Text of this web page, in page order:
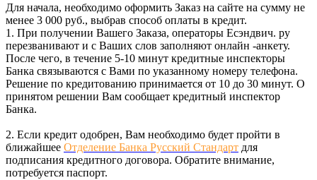
Для начала, необходимо оформить Заказ на сайте на сумму не
менее 3 000 руб., выбрав способ оплаты в кредит.
1. При получении Вашего Заказа, операторы Есэндвич. ру
перезванивают и с Ваших слов заполняют онлайн -анкету.
После чего, в течение 5-10 минут кредитные инспекторы
Банка связываются с Вами по указанному номеру телефона.
Решение по кредитованию принимается от 10 до 30 минут. О
принятом решении Вам сообщает кредитный инспектор
Банка.
2. Если кредит одобрен, Вам необходимо будет пройти в
ближайшее Отделение Банка Русский Стандарт для
подписания кредитного договора. Обратите внимание,
потребуется паспорт.